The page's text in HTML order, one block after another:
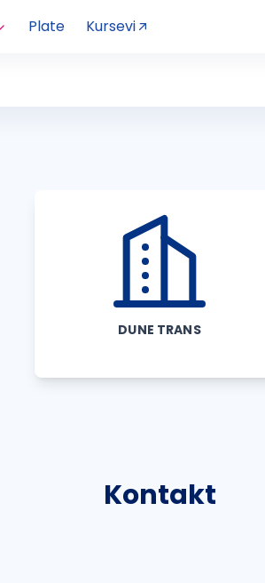
Plate Kursevi
DUNE TRANS
Kontakt